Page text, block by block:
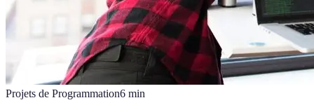
Projets de Programmation6 min